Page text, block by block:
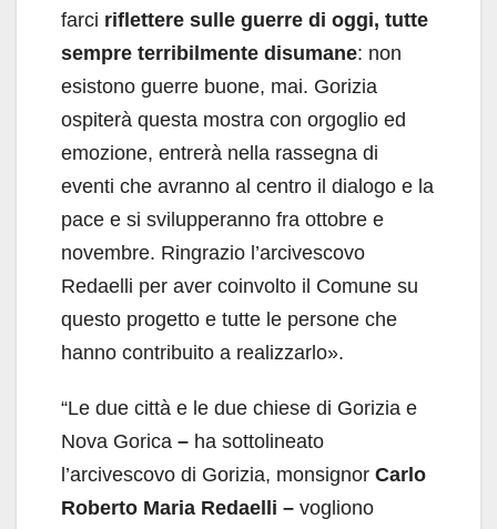
farci riflettere sulle guerre di oggi, tutte
sempre terribilmente disumane: non
esistono guerre buone, mai. Gorizia
ospiterà questa mostra con orgoglio ed
emozione, entrerà nella rassegna di
eventi che avranno al centro il dialogo e la
pace e si svilupperanno fra ottobre e
novembre. Ringrazio l’arcivescovo
Redaelli per aver coinvolto il Comune su
questo progetto e tutte le persone che
hanno contribuito a realizzarlo».
“Le due città e le due chiese di Gorizia e
Nova Gorica – ha sottolineato
l’arcivescovo di Gorizia, monsignor Carlo
Roberto Maria Redaelli – vogliono